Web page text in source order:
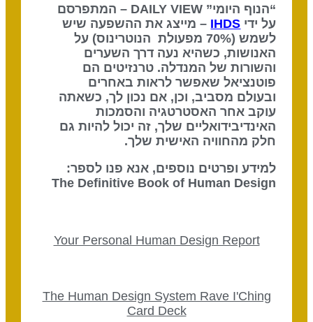
“הנוף היומי” DAILY VIEW – המתפרסם
על ידיIHDS – מייצג את ההשפעה שיש
לשמש (70% מפעולת הנוטרינוס) על
האנושות, כשהיא נעה דרך השערים
והשורות של המנדלה. טרנזיטים הם
פוטנציאל שאפשר לראות באחרים
ובעולם מסביב, וכן, אם נכון לך, כשאתה
עוקב אחר האסטרטגיה והסמכות
האינדיבידואליים שלך, זה יכול להיות גם
חלק מהחוויה האישית שלך.
למידע ופרטים נוספים, אנא פנו לספר:
The Definitive Book of Human Design
Your Personal Human Design Report
The Human Design System Rave I'Ching
Card Deck